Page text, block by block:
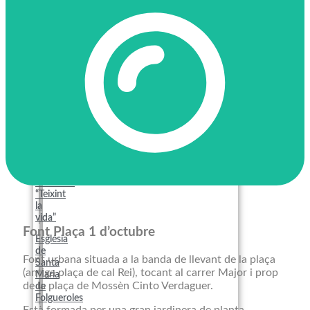
“Teixint
la
vida”
Església
de
Santa
Maria
de
Folgueroles
Font Plaça 1 d’octubre
Font urbana situada a la banda de llevant de la plaça
(antiga plaça de cal Rei), tocant al carrer Major i prop
de la plaça de Mossèn Cinto Verdaguer.